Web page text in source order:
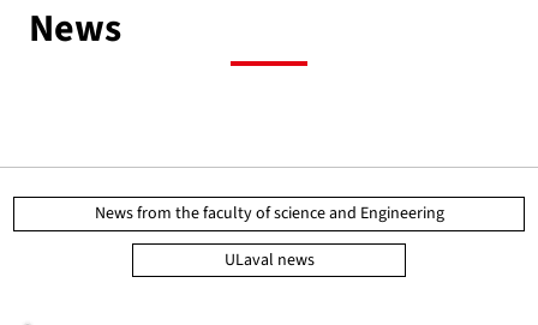
News
News from the faculty of science and Engineering
ULaval news